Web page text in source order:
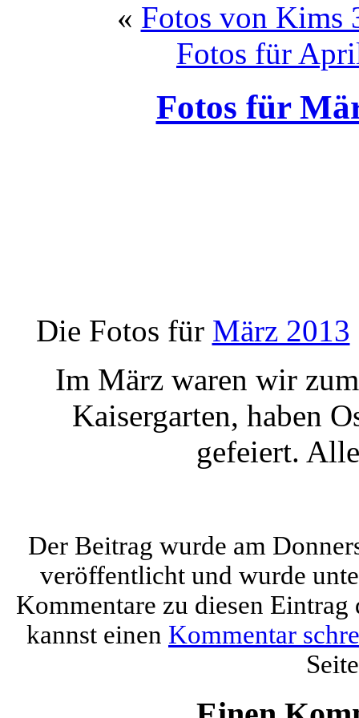
« Fotos von Kims
Fotos für
Fotos für
Die Fotos für März 2013
Im März waren wir
Kaisergarten, haben
gefeiert.
Der Beitrag wurde am
veröffentlicht und wurde
Kommentare zu diesen
kannst einen Kommentar